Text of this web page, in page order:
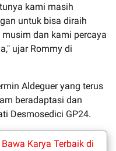
kami masih
untuk bisa diraih
dan kami percaya
ujar Rommy di
Aldeguer yang terus
beradaptasi dan
Desmosedici GP24.
Karya Terbaik di